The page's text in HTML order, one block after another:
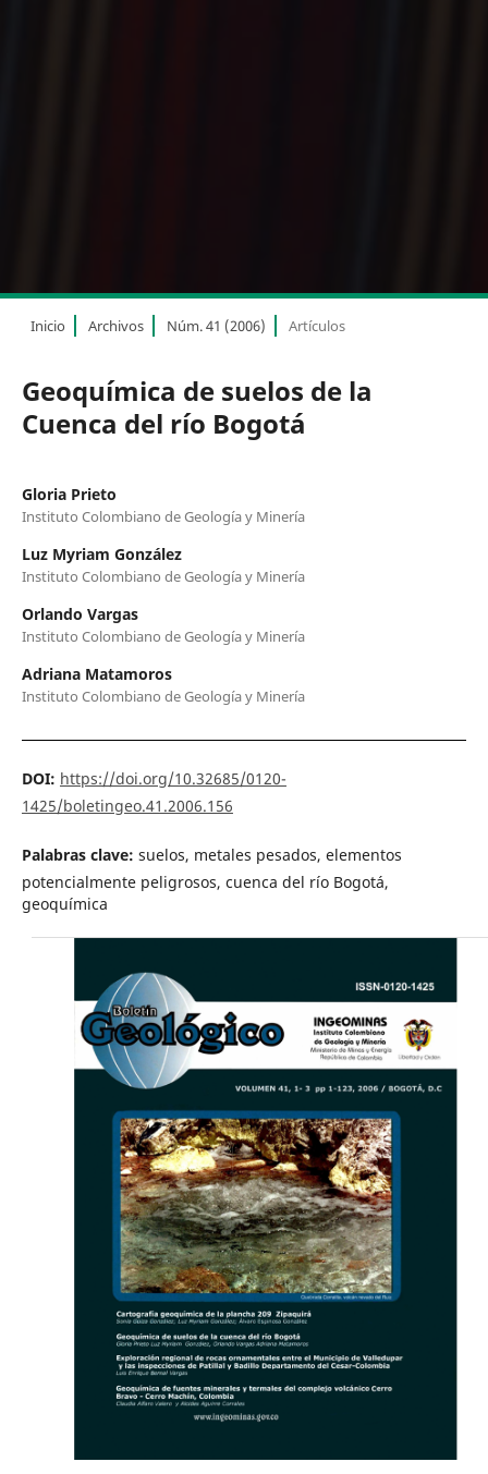
Inicio Archivos Núm. 41 (2006) Artículos
Geoquímica de suelos de la
Cuenca del río Bogotá
Gloria Prieto
Instituto Colombiano de Geología y Minería
Luz Myriam González
Instituto Colombiano de Geología y Minería
Orlando Vargas
Instituto Colombiano de Geología y Minería
Adriana Matamoros
Instituto Colombiano de Geología y Minería
DOI: https://doi.org/10.32685/0120-
1425/boletingeo.41.2006.156
Palabras clave: suelos, metales pesados, elementos
potencialmente peligrosos, cuenca del río Bogotá,
geoquímica